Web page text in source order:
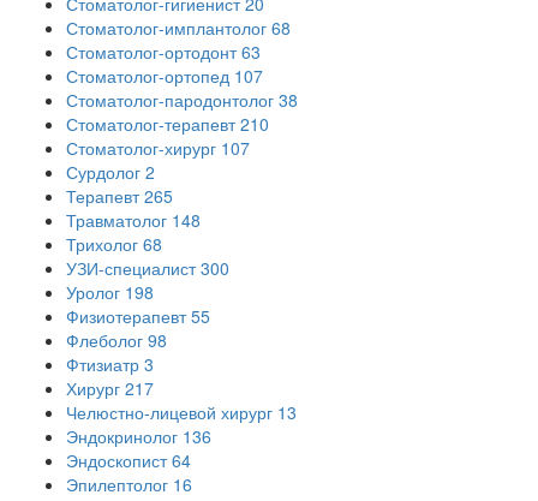
Стоматолог-имплантолог 68
Стоматолог-ортодонт 63
Стоматолог-ортопед 107
Стоматолог-пародонтолог 38
Стоматолог-терапевт 210
Стоматолог-хирург 107
Сурдолог 2
Терапевт 265
Травматолог 148
Трихолог 68
УЗИ-специалист 300
Уролог 198
Физиотерапевт 55
Флеболог 98
Фтизиатр 3
Хирург 217
Челюстно-лицевой хирург 13
Эндокринолог 136
Эндоскопист 64
Эпилептолог 16